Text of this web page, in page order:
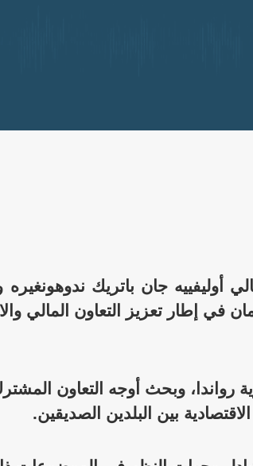
أوليفييه جان باتريك ندوهونغيره
في إطار تعزيز التعاون المالي
رواندا، وبحث أوجه التعاون
بين البلدين الصديقين.